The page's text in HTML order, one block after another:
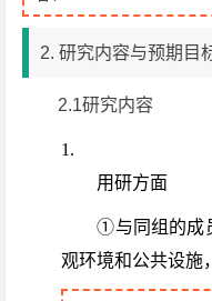
2. 研究内容与预期目
2.1研究内容
用研方面
①与同组的成
观环境和公共设施